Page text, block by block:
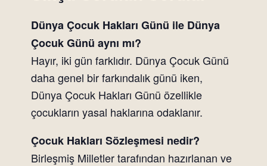
Dünya Çocuk Hakları Günü ile Dünya
Çocuk Günü aynı mı?
Hayır, iki gün farklıdır. Dünya Çocuk Günü
daha genel bir farkındalık günü iken,
Dünya Çocuk Hakları Günü özellikle
çocukların yasal haklarına odaklanır.
Çocuk Hakları Sözleşmesi nedir?
Birleşmiş Milletler tarafından hazırlanan ve